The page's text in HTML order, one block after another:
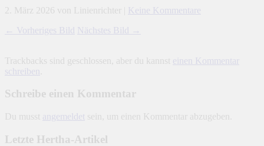
2. März 2026 von Linienrichter
Keine Kommentare
← Vorheriges Bild
Nächstes Bild →
Trackbacks sind geschlossen, aber du kannst einen Kommentar
schreiben
Schreibe einen Kommentar
Du musst angemeldet sein, um einen Kommentar abzugeben.
Letzte Hertha-Artikel